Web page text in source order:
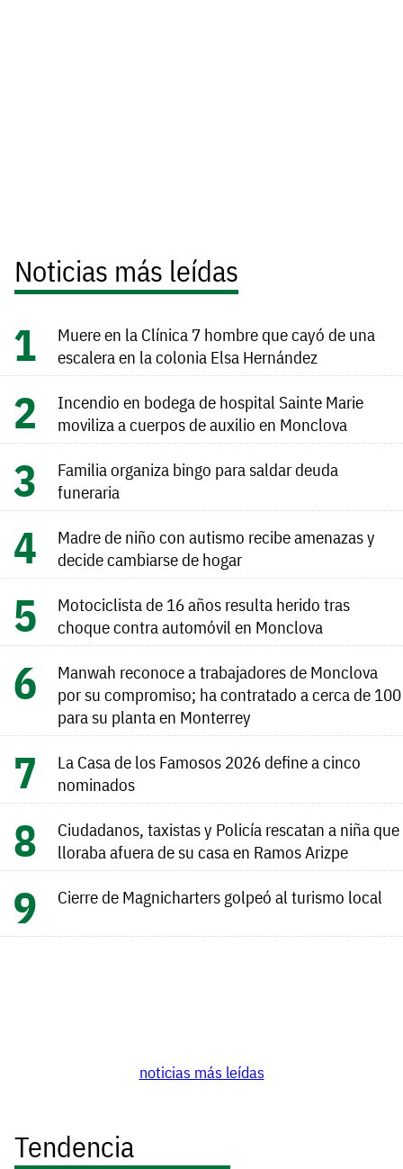
Noticias más leídas
Muere en la Clínica 7 hombre que cayó de una
escalera en la colonia Elsa Hernández
Incendio en bodega de hospital Sainte Marie
moviliza a cuerpos de auxilio en Monclova
Familia organiza bingo para saldar deuda
funeraria
Madre de niño con autismo recibe amenazas y
decide cambiarse de hogar
Motociclista de 16 años resulta herido tras
choque contra automóvil en Monclova
Manwah reconoce a trabajadores de Monclova
por su compromiso; ha contratado a cerca de 100
para su planta en Monterrey
La Casa de los Famosos 2026 define a cinco
nominados
Ciudadanos, taxistas y Policía rescatan a niña que
lloraba afuera de su casa en Ramos Arizpe
Cierre de Magnicharters golpeó al turismo local
noticias más leídas
Tendencia